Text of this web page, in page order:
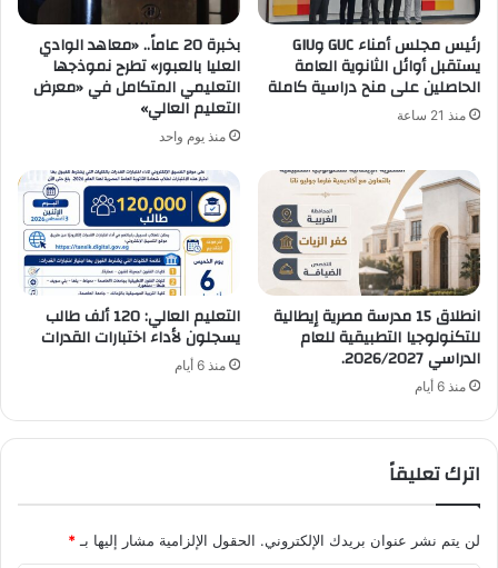
رئيس مجلس أمناء GUC وGIU
يستقبل أوائل الثانوية العامة
الحاصلين على منح دراسية كاملة
منذ 21 ساعة
بخبرة 20 عاماً.. «معاهد الوادي
العليا بالعبور» تطرح نموذجها
التعليمي المتكامل في «معرض
التعليم العالي»
منذ يوم واحد
انطلاق 15 مدرسة مصرية إيطالية
للتكنولوجيا التطبيقية للعام
الدراسي 2026/2027.
منذ 6 أيام
التعليم العالي: 120 ألف طالب
يسجلون لأداء اختبارات القدرات
منذ 6 أيام
اترك تعليقاً
لن يتم نشر عنوان بريدك الإلكتروني. الحقول الإلزامية مشار إليها بـ *